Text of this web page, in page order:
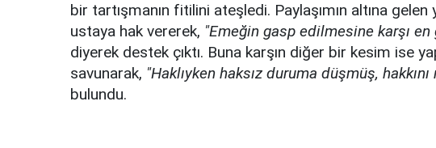
bir tartışmanın fitilini ateşledi. Paylaşımın altına gelen
ustaya hak vererek, "Emeğin gasp edilmesine karşı
diyerek destek çıktı. Buna karşın diğer bir kesim ise
savunarak, "Haklıyken haksız duruma düşmüş,
bulundu.